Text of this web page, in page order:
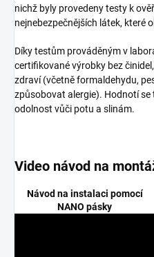
nichž byly provedeny testy k
nejnebezpečnějších látek, které
Díky testům prováděným v
certifikované výrobky bez
zdraví (včetně formaldehydu,
způsobovat alergie). Hodnotí
odolnost vůči potu a slinám.
Video návod na
Návod na instalaci pomocí
NANO pásky